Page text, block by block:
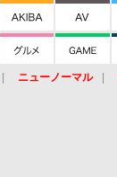
ニューノーマル